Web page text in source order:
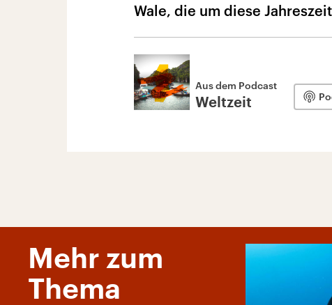
Wale, die um diese
Aus dem Podcast
Weltzeit
Mehr zum
Thema